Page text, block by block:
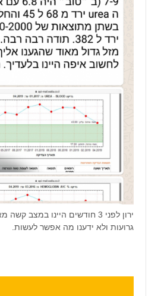
ירון לפני 3 חודשים היינו במצב
גרועות ולא ידענו מה אפשר לעשות.